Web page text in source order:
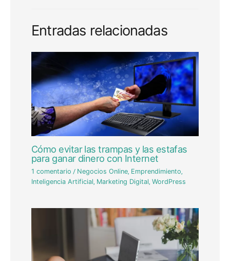
Entradas relacionadas
Cómo evitar las trampas y las estafas
para ganar dinero con Internet
1 comentario / Negocios Online Emprendimiento
Inteligencia Artificial Marketing Digital ,WordPress